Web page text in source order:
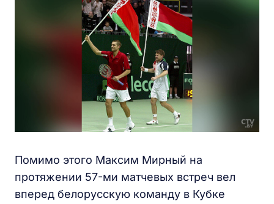
Помимо этого Максим Мирный на
протяжении 57-ми матчевых встреч вел
вперед белорусскую команду в Кубке